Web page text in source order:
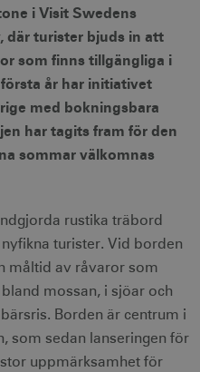
i Visit Swedens
där turister bjuds in att
som finns tillgängliga i
år har initiativet
med bokningsbara
har tagits fram för den
sommar välkomnas
rustika träbord
turister. Vid borden
måltid av råvaror som
mossan, i sjöar och
Borden är centrum i
som sedan lanseringen för
uppmärksamhet för